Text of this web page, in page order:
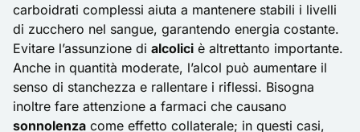
carboidrati complessi aiuta a mantenere stabili i livelli
di zucchero nel sangue, garantendo energia costante.
Evitare l’assunzione di alcolici è altrettanto importante.
Anche in quantità moderate, l’alcol può aumentare il
senso di stanchezza e rallentare i riflessi. Bisogna
inoltre fare attenzione a farmaci che causano
sonnolenza come effetto collaterale; in questi casi,